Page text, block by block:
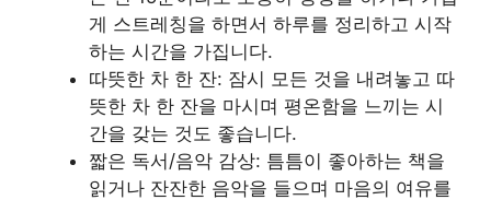
게 스트레칭을 하면서 하루를 정리하고 시작
하는 시간을 가집니다.
따뜻한 차 한 잔: 잠시 모든 것을 내려놓고 따
뜻한 차 한 잔을 마시며 평온함을 느끼는 시
간을 갖는 것도 좋습니다.
짧은 독서/음악 감상: 틈틈이 좋아하는 책을
읽거나 잔잔한 음악을 들으며 마음의 여유를